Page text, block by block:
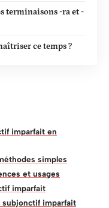
terminaisons -ra et -
ce temps ?
imparfait en
simples
et usages
imparfait
subjonctif imparfait